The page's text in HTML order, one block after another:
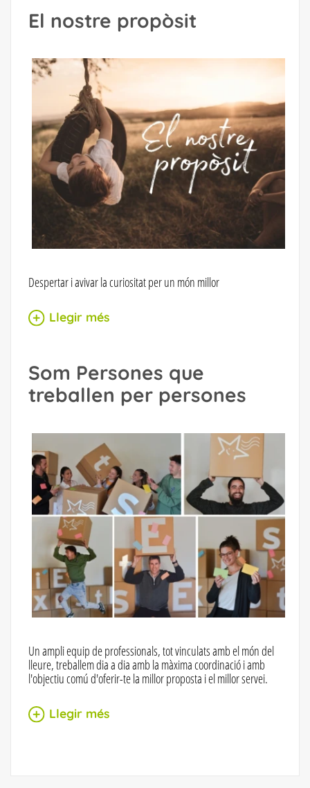
El nostre propòsit
Despertar i avivar la curiositat per un món millor
Llegir més
Som Persones que
treballen per persones
Un ampli equip de professionals, tot vinculats amb el món del
lleure, treballem dia a dia amb la màxima coordinació i amb
l'objectiu comú d'oferir-te la millor proposta i el millor servei.
Llegir més